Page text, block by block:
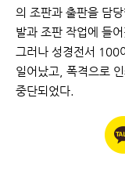
의 조판과 출판을 담
발과 조판 작업에 들
그러나 성경전서 100
일어났고, 폭격으로
중단되었다.